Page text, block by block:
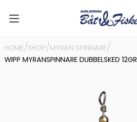
HOME/SHOP/MYRAN SPINNARE/
WIPP MYRANSPINNARE DUBBELSKED 12GR